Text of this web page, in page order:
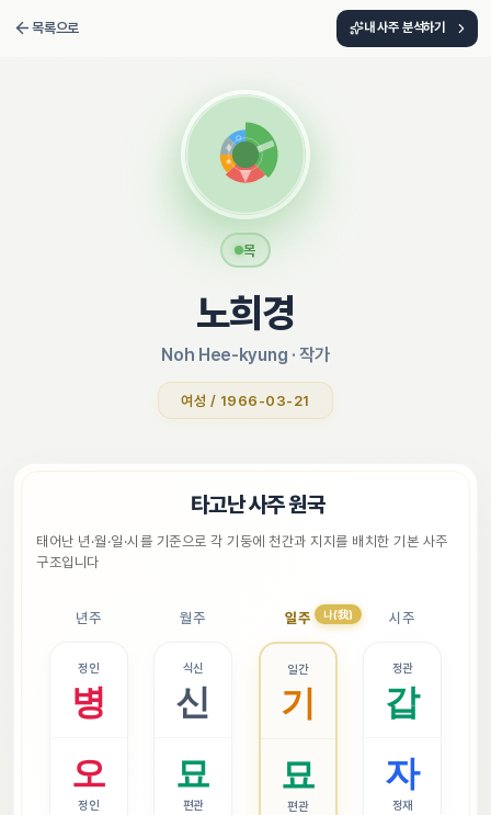
목록으로 내 사주 분석하기
목
노희경
Noh Hee-kyung · 작가
여성 / 1966-03-21
타고난 사주 원국
태어난 년·월·일·시를 기준으로 각 기둥에 천간과 지지를 배치한 기본 사주
구조입니다
시주
정관
갑
자
정재
일주
일간
기
묘
편관
나(我)
월주
식신
신
묘
편관
년주
정인
병
오
정인